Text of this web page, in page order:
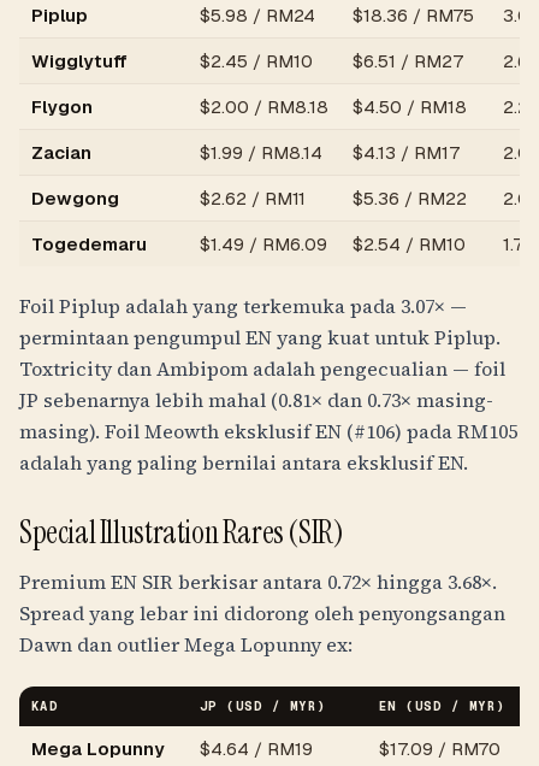
Piplup $5.98 / RM24 $18.36 / RM75
3.07
Wigglytuff
$2.45 / RM10 $6.51 / RM27
2.66
Flygon
$2.00 / RM8.18 $4.50 / RM18
2.25
Zacian
$1.99 / RM8.14 $4.13 / RM17
Dewgong
$2.62 / RM11 $5.36 / RM22
2.05
Togedemaru
$1.49 / RM6.09 $2.54 / RM10 1.70
Foil Piplup adalah yang terkemuka pada 3.07× —
permintaan pengumpul EN yang kuat untuk Piplup.
Toxtricity dan Ambipom adalah pengecualian — foil
JP sebenarnya lebih mahal (0.81× dan 0.73× masing-
masing). Foil Meowth eksklusif EN (#106) padaRM105
adalah yang paling bernilai antara eksklusif EN.
Special Illustration Rares (SIR)
Premium EN SIR berkisar antara 0.72× hingga 3.68×.
Spread yang lebar ini didorong oleh penyongsangan
Dawn dan outlier Mega Lopunny ex:
KAD JP (USD / MYR) EN (USD / MYR)
Mega Lopunny
$4.64 / RM19 $17.09 / RM70